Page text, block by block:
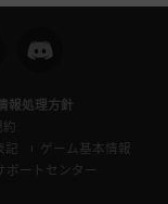
報処理方針
記
ゲーム基本情報
ポートセンター